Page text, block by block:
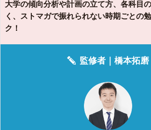
大学の傾向分析や計画の立て方、各科目
く、ストマガで振れられない時期ごとの
ク！
監修者｜橋本拓磨